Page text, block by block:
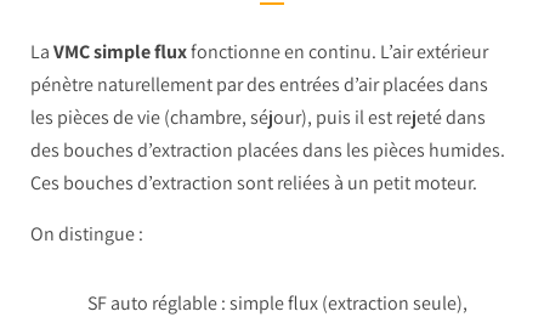
LaVMC simple fluxfonctionne en continu. L’air extérieur
pénètre naturellement par des entrées d’air placées dans
les pièces de vie (chambre, séjour), puis il est rejeté dans
des bouches d’extraction placées dans les pièces humides.
Ces bouches d’extraction sont reliées à un petit moteur.
On distingue :
SF auto réglable : simple flux (extraction seule),